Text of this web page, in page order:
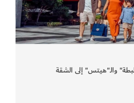
والـ"هيتس" إلى الشقة